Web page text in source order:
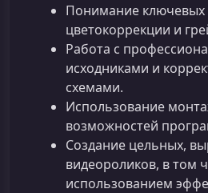
Понимание ключевых
цветокоррекции и
Работа с
исходниками и
схемами.
Использование
возможностей
Создание цельных,
видеороликов, в том
использованием